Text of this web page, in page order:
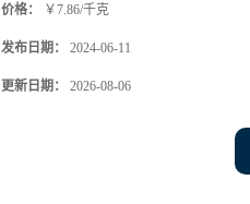
价格： ￥7.86/千克
发布日期： 2024-06-11
更新日期： 2026-08-06